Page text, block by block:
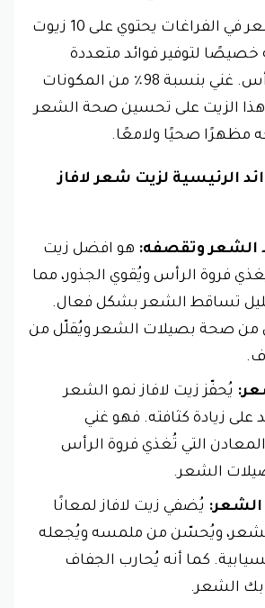
هو زيت ينبت الشعر في الفراغات يحتوي على 10 زيوت
خصيصًا لتوفير فوائد متعددة
للشعر وفروة الرأس. غني بنسبة 98٪ من المكونات
هذا الزيت على تحسين صحة الشعر
مظهرًا صحيًا ولامعًا.
الرئيسية لزيت شعر لافاز
الشعر وتقصفه: هو افضل زيت
فروة الرأس ويُقوي الجذور، مما
تساقط الشعر بشكل فعال.
من صحة بصيلات الشعر ويُقلّل من
يُحفّز زيت لافاز نمو الشعر
على زيادة كثافته. فهو غني
التي تُغذي فروة الرأس
الشعر.
يُضفي زيت لافاز لمعانًا
ويُحسّن من ملمسه ويُجعله
كما أنه يُحارب الجفاف
الشعر.